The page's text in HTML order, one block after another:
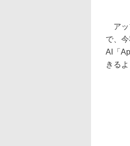
アッ
で、
AI「
きるよ